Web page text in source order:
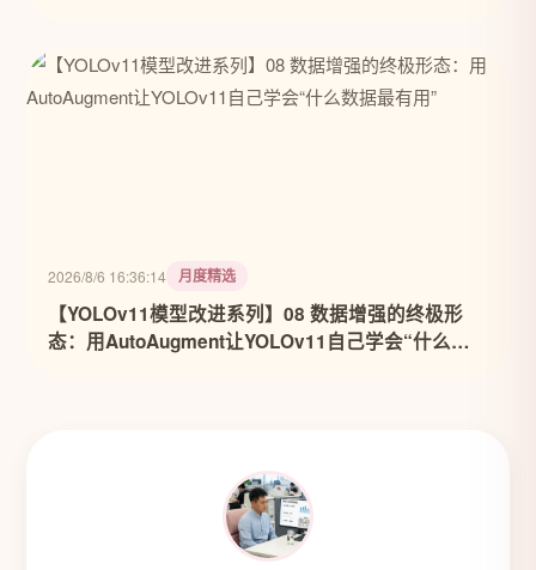
2026/8/6 16:36:14 月度精选
【YOLOv11模型改进系列】08 数据增强的终极形
态：用AutoAugment让YOLOv11自己学会“什么数